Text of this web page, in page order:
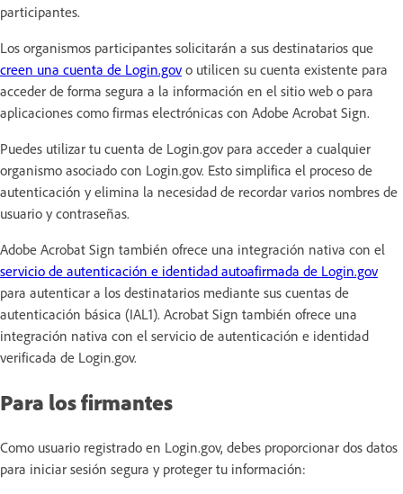
participantes.
Los organismos participantes solicitarán a sus destinatarios que
creen una cuenta de Login.gov o utilicen su cuenta existente para
acceder de forma segura a la información en el sitio web o para
aplicaciones como firmas electrónicas con Adobe Acrobat Sign.
Puedes utilizar tu cuenta de Login.gov para acceder a cualquier
organismo asociado con Login.gov. Esto simplifica el proceso de
autenticación y elimina la necesidad de recordar varios nombres de
usuario y contraseñas.
Adobe Acrobat Sign también ofrece una integración nativa con el
servicio de autenticación e identidad autoafirmada de Login.gov
para autenticar a los destinatarios mediante sus cuentas de
autenticación básica (IAL1). Acrobat Sign también ofrece una
integración nativa con el servicio de autenticación e identidad
verificada de Login.gov.
Para los firmantes
Como usuario registrado en Login.gov, debes proporcionar dos datos
para iniciar sesión segura y proteger tu información: